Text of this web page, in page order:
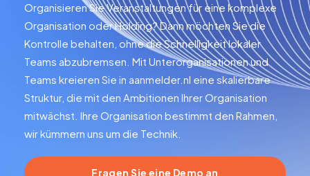
Organisieren Sie Veranstaltungen für eine komplexe
Organisation oder Holding? Dann möchten Sie die
Kontrolle behalten, ohne die Schnelligkeit lokaler
Teams abzubremsen. Mit Unterorganisationen und
Teams kreieren Sie in aanmelder.nl eine skalierbare
Struktur, die mit den Ambitionen Ihrer Organisation
mitwächst. Ihre Organisation bestimmt den Rahmen,
wir kümmern uns um die Technik.
Fragen Sie eine Demo an